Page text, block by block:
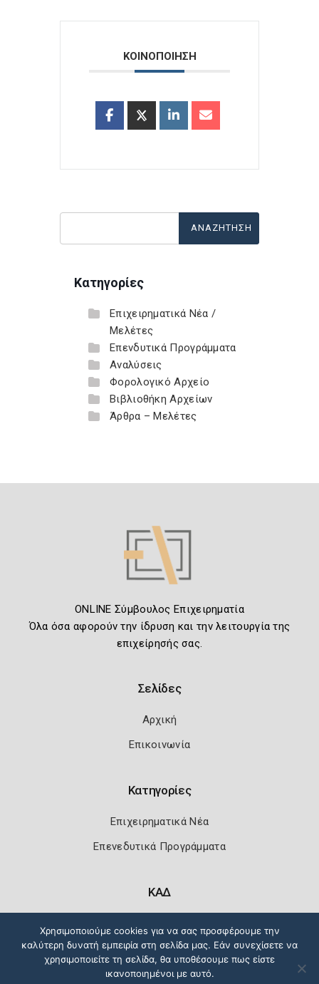
ΚΟΙΝΟΠΟΙΗΣΗ
Κατηγορίες
Επιχειρηματικά Νέα /
Μελέτες
Επενδυτικά Προγράμματα
Αναλύσεις
Φορολογικό Αρχείο
Βιβλιοθήκη Αρχείων
Άρθρα – Μελέτες
ONLINE Σύμβουλος Επιχειρηματία
Όλα όσα αφορούν την ίδρυση και την λειτουργία της
επιχείρησής σας.
Σελίδες
Αρχική
Επικοινωνία
Κατηγορίες
Επιχειρηματικά Νέα
Επενεδυτικά Προγράμματα
ΚΑΔ
Χρησιμοποιούμε cookies για να σας προσφέρουμε την
καλύτερη δυνατή εμπειρία στη σελίδα μας. Εάν συνεχίσετε να
χρησιμοποιείτε τη σελίδα, θα υποθέσουμε πως είστε
ικανοποιημένοι με αυτό.